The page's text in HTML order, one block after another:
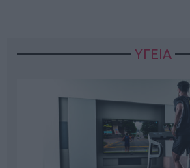
ΥΓΕΙΑ